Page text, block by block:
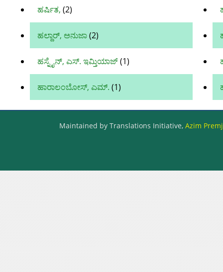
ಹರ್ಷಿತ, (2)
ಹಲ್ದಾರ್, ಅನುಜಾ(2)
ಹಸ್ನೈನ್, ಎಸ್. ಇಮ್ತಿಯಾಜ್(1)
ಹಾರಾಲಂಬೋಸ್, ಎಮ್. (1)
Maintained by Translations Initiative, Azim